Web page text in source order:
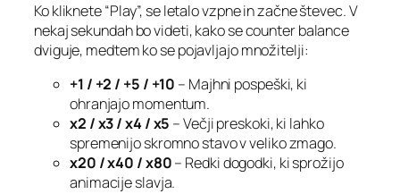
Ko kliknete “Play”, se letalo vzpne in začne števec. V
nekaj sekundah bo videti, kako se counter balance
dviguje, medtem ko se pojavljajo množitelji:
+1 / +2 / +5 / +10 – Majhni pospeški, ki
ohranjajo momentum.
x2 / x3 / x4 / x5 – Večji preskoki, ki lahko
spremenijo skromno stavo v veliko zmago.
x20 / x40 / x80– Redki dogodki, ki sprožijo
animacije slavja.